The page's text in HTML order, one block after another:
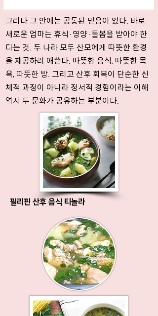
그러나 그 안에는 공통된 믿음이 있다. 바로
새로운 엄마는 휴식·영양·돌봄을 받아야 한
다는 것. 두 나라 모두 산모에게 따뜻한 환경
을 제공하려 애쓴다. 따뜻한 음식, 따뜻한 목
욕, 따뜻한 방. 그리고 산후 회복이 단순한 신
체적 과정이 아니라 정서적 경험이라는 이해
역시 두 문화가 공유하는 부분이다.
필리핀 산후 음식 티놀라